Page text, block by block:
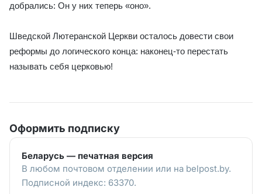
добрались: Он у них теперь «оно».
Шведской Лютеранской Церкви осталось довести свои
реформы до логического конца: наконец-то перестать
называть себя церковью!
Оформить подписку
Беларусь — печатная версия
В любом почтовом отделении или на belpost.by.
Подписной индекс: 63370.